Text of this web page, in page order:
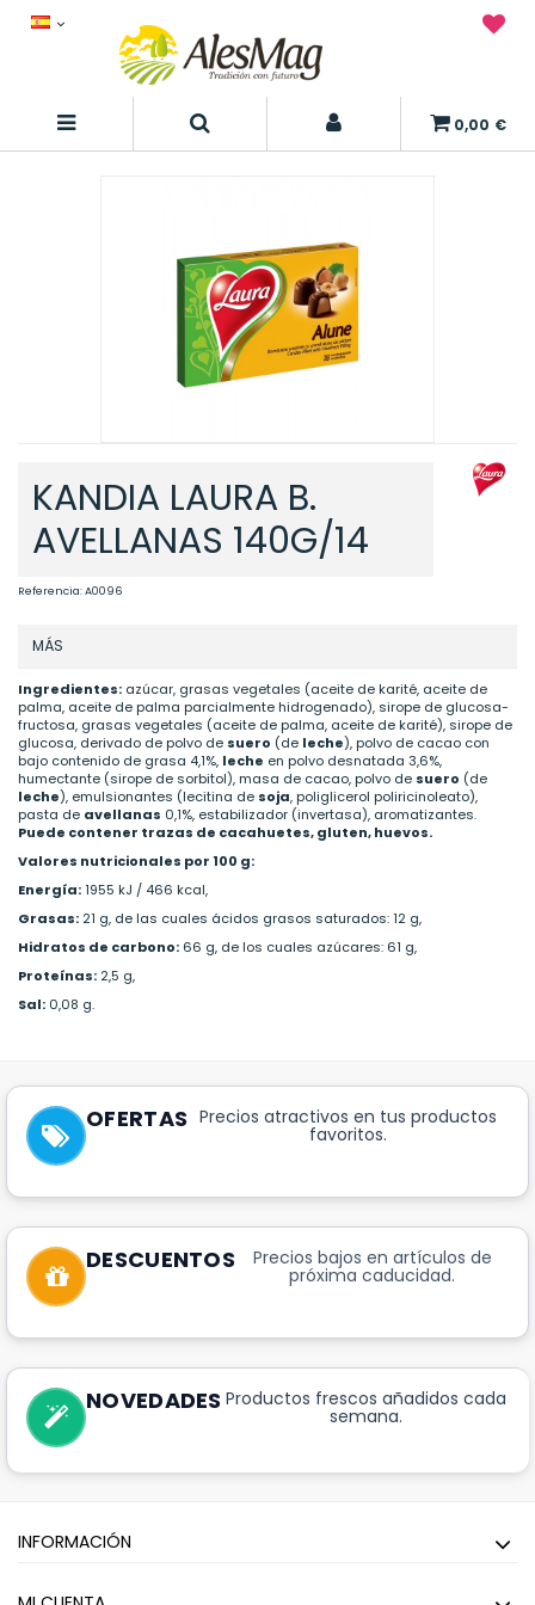
0,00 €
KANDIA LAURA B.
AVELLANAS 140G/14
Referencia:A0096
MÁS
Ingredientes: azúcar, grasas vegetales (aceite de karité, aceite de
palma, aceite de palma parcialmente hidrogenado), sirope de glucosa-
fructosa, grasas vegetales (aceite de palma, aceite de karité), sirope de
glucosa, derivado de polvo de suero (de leche), polvo de cacao con
bajo contenido de grasa 4,1%, leche en polvo desnatada 3,6%,
humectante (sirope de sorbitol), masa de cacao, polvo de suero (de
leche), emulsionantes (lecitina de soja, poliglicerol poliricinoleato),
pasta de avellanas 0,1%, estabilizador (invertasa), aromatizantes.
Puede contener trazas de cacahuetes, gluten, huevos.
Valores nutricionales por 100 g:
Energía:1955 kJ / 466 kcal,
Grasas: 21 g, de las cuales ácidos grasos saturados: 12 g,
Hidratos de carbono: 66 g, de los cuales azúcares: 61 g,
Proteínas: 2,5 g,
Sal: 0,08 g.
OFERTAS Precios atractivos en tus productos
favoritos.
DESCUENTOS Precios bajos en artículos de
próxima caducidad.
NOVEDADES Productos frescos añadidos cada
semana.
INFORMACIÓN